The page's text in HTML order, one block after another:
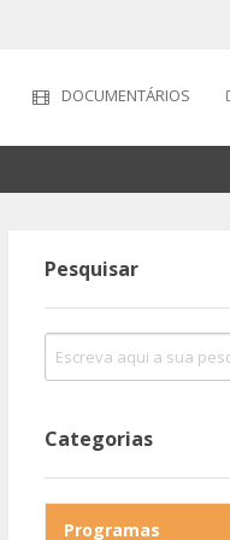
DOCUMENTÁRIOS
Pesquisar
Categorias
Programas